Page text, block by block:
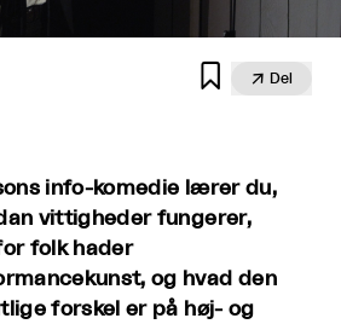
  Del
info-komedie lærer du,
vittigheder fungerer,
folk hader
og hvad den
forskel er på høj- og